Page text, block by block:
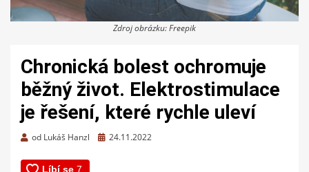
Zdroj obrázku: Freepik
Chronická bolest ochromuje
běžný život. Elektrostimulace
je řešení, které rychle uleví
od Lukáš Hanzl
Zveřejněno
24.11.2022